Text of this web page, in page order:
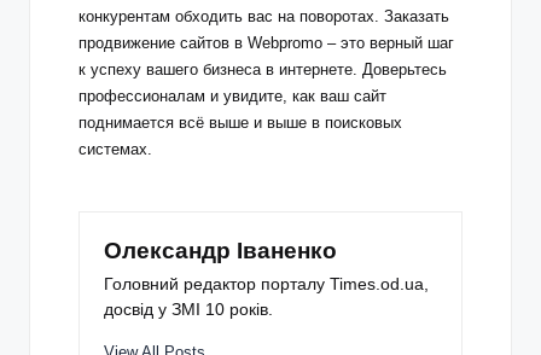
конкурентам обходить вас на поворотах. Заказать
продвижение сайтов в Webpromo – это верный шаг
к успеху вашего бизнеса в интернете. Доверьтесь
профессионалам и увидите, как ваш сайт
поднимается всё выше и выше в поисковых
системах.
Олександр Іваненко
Головний редактор порталу Times.od.ua,
досвід у ЗМІ 10 років.